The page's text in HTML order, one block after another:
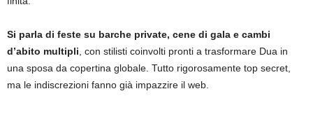
Si parla di feste su barche private, cene di gala e cambi
d’abito multipli , con stilisti coinvolti pronti a trasformare Dua in
una sposa da copertina globale. Tutto rigorosamente top secret,
ma le indiscrezioni fanno già impazzire il web.